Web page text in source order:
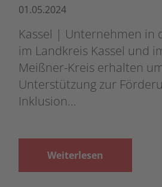
01.05.2024
Kassel | Unternehmen in
im Landkreis Kassel und
Meißner-Kreis erhalten
Unterstützung zur
Inklusion…
Weiterlesen